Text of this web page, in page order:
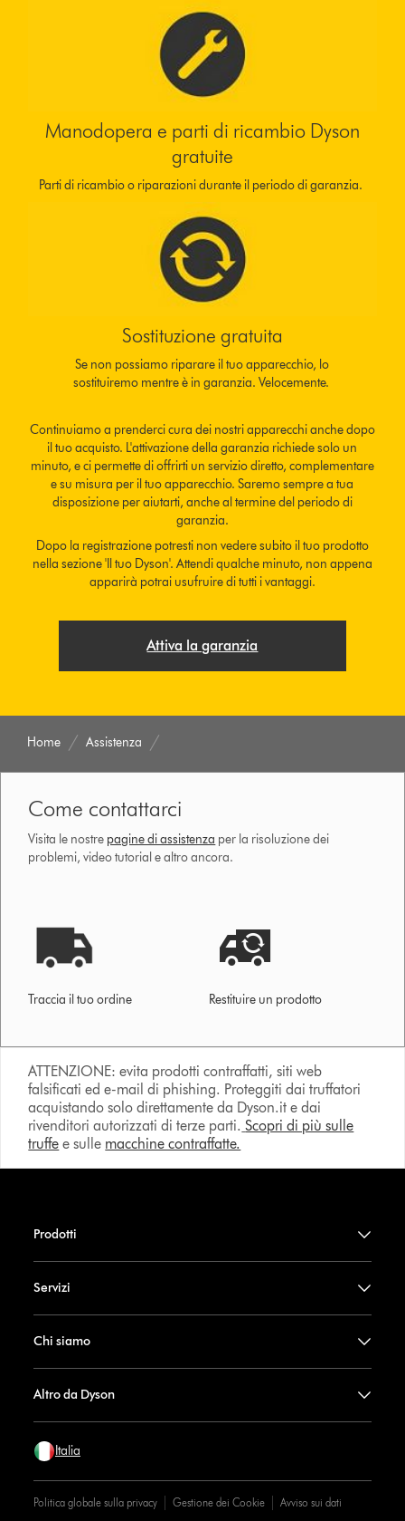
Manodopera e parti di ricambio Dyson
gratuite
Parti di ricambio o riparazioni durante il periodo di garanzia.
Sostituzione gratuita
Se non possiamo riparare il tuo apparecchio, lo
sostituiremo mentre è in garanzia. Velocemente.
Continuiamo a prenderci cura dei nostri apparecchi anche dopo
il tuo acquisto. L'attivazione della garanzia richiede solo un
minuto, e ci permette di offrirti un servizio diretto, complementare
e su misura per il tuo apparecchio. Saremo sempre a tua
disposizione per aiutarti, anche al termine del periodo di
garanzia.
Dopo la registrazione potresti non vedere subito il tuo prodotto
nella sezione 'Il tuo Dyson'. Attendi qualche minuto, non appena
apparirà potrai usufruire di tutti i vantaggi.
Attiva la garanzia
Home Assistenza
Come contattarci
Visita le nostre pagine di assistenza per la risoluzione dei
problemi, video tutorial e altro ancora.
Traccia il tuo ordine Restituire un prodotto
ATTENZIONE: evita prodotti contraffatti, siti web
falsificati ed e-mail di phishing. Proteggiti dai truffatori
acquistando solo direttamente da Dyson.it e dai
rivenditori autorizzati di terze parti. Scopri di più sulle
truffe e sulle macchine contraffatte.
Prodotti
Servizi
Chi siamo
Altro da Dyson
Italia
Politica globale sulla privacy Gestione dei Cookie Avviso sui dati